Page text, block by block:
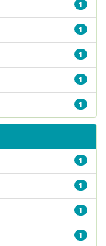
1
1
1
1
1
1
1
1
1